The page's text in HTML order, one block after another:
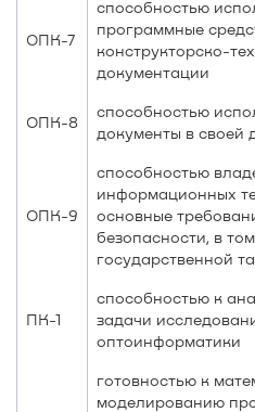
ОПК-7
способностью
программные
конструкторско-
документации
ОПК-8
способностью
документы в своей
ОПК-9
способностью
информационных
основные
безопасности, в
государственной
ПК-1
способностью к
задачи
оптоинформатики
готовностью к
моделированию